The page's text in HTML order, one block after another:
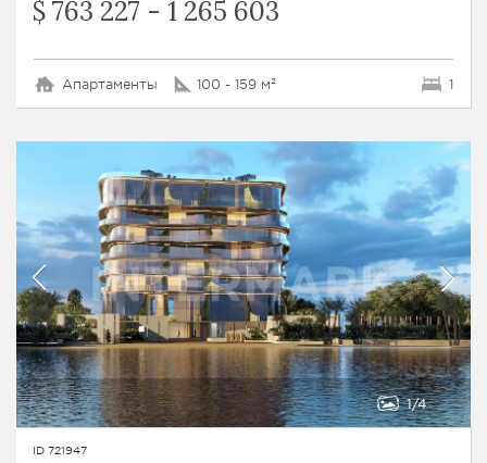
$ 763 227 - 1 265 603
Апартаменты 100 - 159 м² 1
1 4
ID 721947